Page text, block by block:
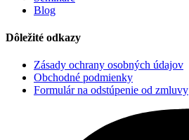
Blog
Dôležité odkazy
Zásady ochrany osobných údajov
Obchodné podmienky
Formulár na odstúpenie od zmluvy